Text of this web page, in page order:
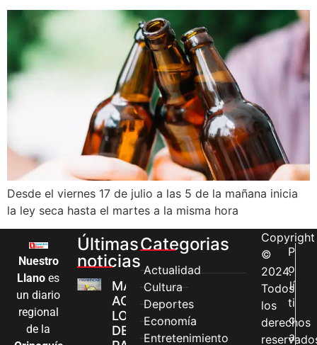
Desde el viernes 17 de julio a las 5 de la mañana inicia
la ley seca hasta el martes a la misma hora
Nuestro
Llano es
un diario
regional
de la
Últimas
noticias
MÁS MUJERES
ACCEDEN A
LOS CANALES
DE ATENCIÓN
Categorias
Actualidad
Cultura
Deportes
Economía
Entretenimiento
Copyright
©
2024.
Todos
los
derechos
P
o
lí
ti
c
a